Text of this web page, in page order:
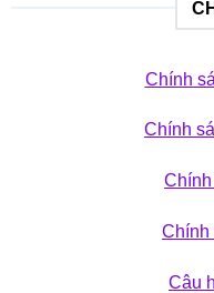
Chính
Chính
Chính
Câu